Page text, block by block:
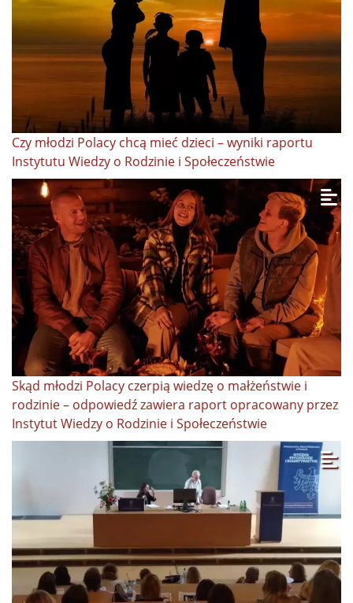
Czy młodzi Polacy chcą mieć dzieci – wyniki raportu
Instytutu Wiedzy o Rodzinie i Społeczeństwie
Skąd młodzi Polacy czerpią wiedzę o małżeństwie i
rodzinie – odpowiedź zawiera raport opracowany przez
Instytut Wiedzy o Rodzinie i Społeczeństwie